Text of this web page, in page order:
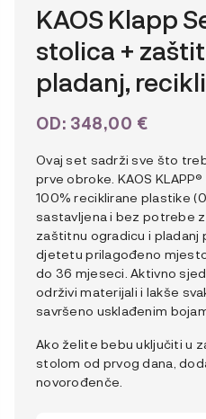
KAOS Klapp
stolica +
pladanj,
OD: 348,00 €
Ovaj set sadrži sve što
prve obroke. KAOS
100% reciklirane plastike
sastavljena i bez potrebe
zaštitnu ogradicu i pladanj
djetetu prilagođeno
do 36 mjeseci. Aktivno
održivi materijali i lakše
savršeno usklađenim
Ako želite bebu uključiti u
stolom od prvog dana,
novorođenče.